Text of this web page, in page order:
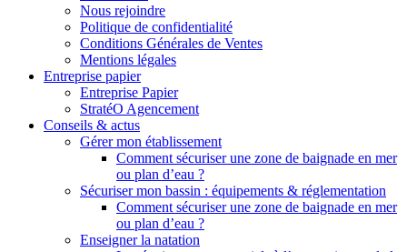
Nous rejoindre
Politique de confidentialité
Conditions Générales de Ventes
Mentions légales
Entreprise papier
Entreprise Papier
StratéO Agencement
Conseils & actus
Gérer mon établissement
Comment sécuriser une zone de baignade en mer
ou plan d’eau ?
Sécuriser mon bassin : équipements & réglementation
Comment sécuriser une zone de baignade en mer
ou plan d’eau ?
Enseigner la natation